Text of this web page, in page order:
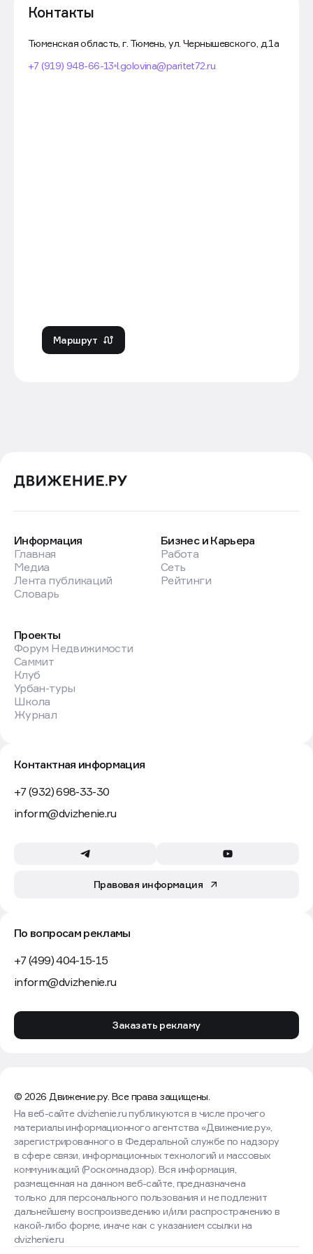
Контакты
Тюменская область, г. Тюмень, ул. Чернышевского, д.1а
+7 (919) 948-66-13 l.golovina@paritet72.ru
Маршрут
Информация
Главная
Медиа
Лента публикаций
Словарь
Бизнес и Карьера
Работа
Сеть
Рейтинги
Проекты
Форум Недвижимости
Саммит
Клуб
Урбан-туры
Школа
Журнал
Контактная информация
+7 (932) 698-33-30
inform@dvizhenie.ru
Правовая информация
По вопросам рекламы
+7 (499) 404-15-15
inform@dvizhenie.ru
Заказать рекламу
© 2026 Движение.ру. Все права защищены.
На веб-сайте dvizhenie.ru публикуются в числе прочего
материалы информационного агентства «Движение.ру»,
зарегистрированного в Федеральной службе по надзору
в сфере связи, информационных технологий и массовых
коммуникаций (Роскомнадзор). Вся информация,
размещенная на данном веб-сайте, предназначена
только для персонального пользования и не подлежит
дальнейшему воспроизведению и/или распространению в
какой-либо форме, иначе как с указанием ссылки на
dvizhenie.ru